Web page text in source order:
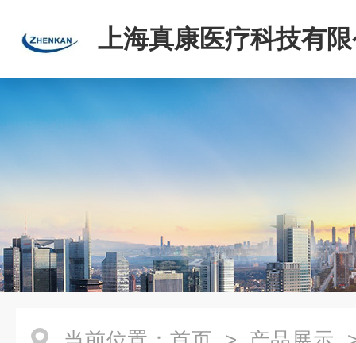
上海真康医疗科技有